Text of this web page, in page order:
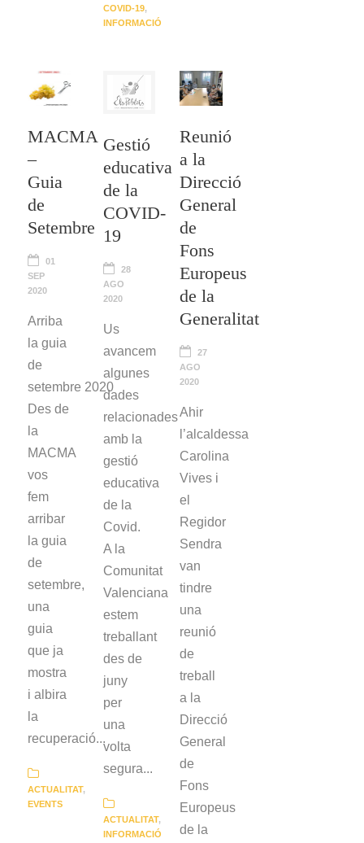
COVID-19,
INFORMACIÓ
MACMA
–
Guia
de
Setembre
01
SEP
2020
Arriba
la guia
de
setembre 2020
Des de
la
MACMA
vos
fem
arribar
la guia
de
setembre,
una
guia
que ja
mostra
i albira
la
recuperació...
ACTUALITAT,
EVENTS
Gestió
educativa
de la
COVID-
19
28
AGO
2020
Us
avancem
algunes
dades
relacionades
amb la
gestió
educativa
de la
Covid.
A la
Comunitat
Valenciana
estem
treballant
des de
juny
per
una
volta
segura...
ACTUALITAT,
INFORMACIÓ
Reunió
a la
Direcció
General
de
Fons
Europeus
de la
Generalitat
27
AGO
2020
Ahir
l’alcaldessa
Carolina
Vives i
el
Regidor
Sendra
van
tindre
una
reunió
de
treball
a la
Direcció
General
de
Fons
Europeus
de la